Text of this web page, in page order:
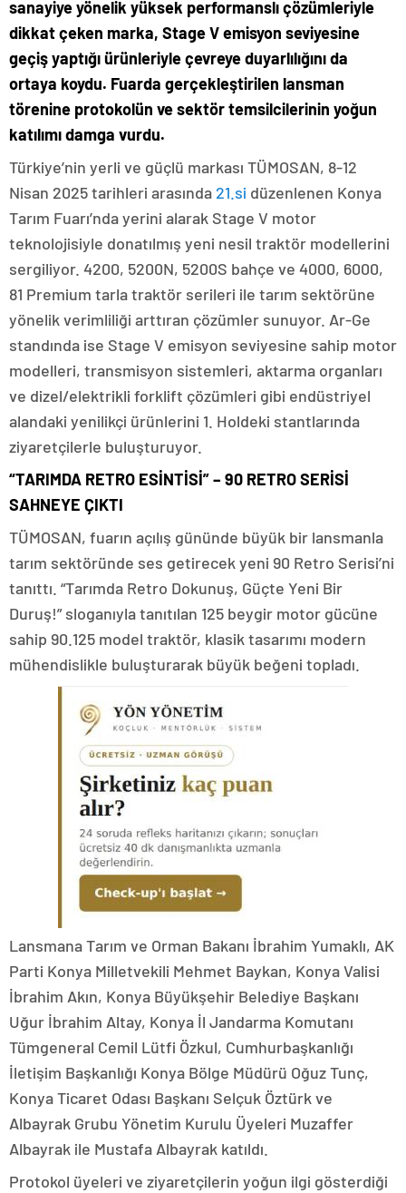
sanayiye yönelik yüksek performanslı çözümleriyle
dikkat çeken marka, Stage V emisyon seviyesine
geçiş yaptığı ürünleriyle çevreye duyarlılığını da
ortaya koydu. Fuarda gerçekleştirilen lansman
törenine protokolün ve sektör temsilcilerinin yoğun
katılımı damga vurdu.
Türkiye’nin yerli ve güçlü markası TÜMOSAN, 8-12
Nisan 2025 tarihleri arasında 21.si düzenlenen Konya
Tarım Fuarı’nda yerini alarak Stage V motor
teknolojisiyle donatılmış yeni nesil traktör modellerini
sergiliyor. 4200, 5200N, 5200S bahçe ve 4000, 6000,
81 Premium tarla traktör serileri ile tarım sektörüne
yönelik verimliliği arttıran çözümler sunuyor. Ar-Ge
standında ise Stage V emisyon seviyesine sahip motor
modelleri, transmisyon sistemleri, aktarma organları
ve dizel/elektrikli forklift çözümleri gibi endüstriyel
alandaki yenilikçi ürünlerini 1. Holdeki stantlarında
ziyaretçilerle buluşturuyor.
“TARIMDA RETRO ESİNTİSİ” – 90 RETRO SERİSİ
SAHNEYE ÇIKTI
TÜMOSAN, fuarın açılış gününde büyük bir lansmanla
tarım sektöründe ses getirecek yeni 90 Retro Serisi’ni
tanıttı. “Tarımda Retro Dokunuş, Güçte Yeni Bir
Duruş!” sloganıyla tanıtılan 125 beygir motor gücüne
sahip 90.125 model traktör, klasik tasarımı modern
mühendislikle buluşturarak büyük beğeni topladı.
Lansmana Tarım ve Orman Bakanı İbrahim Yumaklı, AK
Parti Konya Milletvekili Mehmet Baykan, Konya Valisi
İbrahim Akın, Konya Büyükşehir Belediye Başkanı
Uğur İbrahim Altay, Konya İl Jandarma Komutanı
Tümgeneral Cemil Lütfi Özkul, Cumhurbaşkanlığı
İletişim Başkanlığı Konya Bölge Müdürü Oğuz Tunç,
Konya Ticaret Odası Başkanı Selçuk Öztürk ve
Albayrak Grubu Yönetim Kurulu Üyeleri Muzaffer
Albayrak ile Mustafa Albayrak katıldı.
Protokol üyeleri ve ziyaretçilerin yoğun ilgi gösterdiği